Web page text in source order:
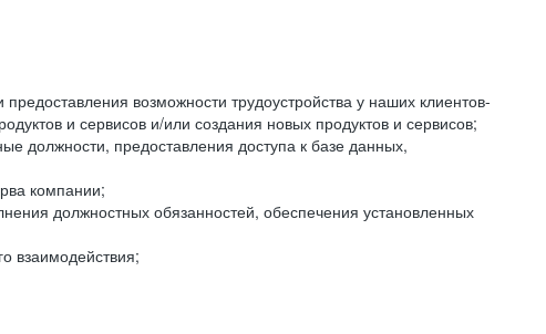
возможности трудоустройства у наших клиентов-
и сервисов и/или создания новых продуктов и сервисов;
должности, предоставления доступа к базе данных,
компании;
должностных обязанностей, обеспечения установленных
взаимодействия;